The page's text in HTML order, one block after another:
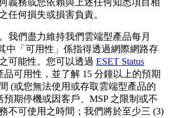
義務或您依賴與上述任何知悉項目相
任何損失或損害負責。
我們盡力維持我們雲端型產品每月
中「可用性」係指得透過網際網路存
可能性。您可以透過 ESET Status
品可用性，並了解 15 分鐘以上的預期
(或您無法使用或存取雲端型產品的
期停機或因客戶、MSP 之限制或不
不可使用之時間；我們將於至少三 (3)